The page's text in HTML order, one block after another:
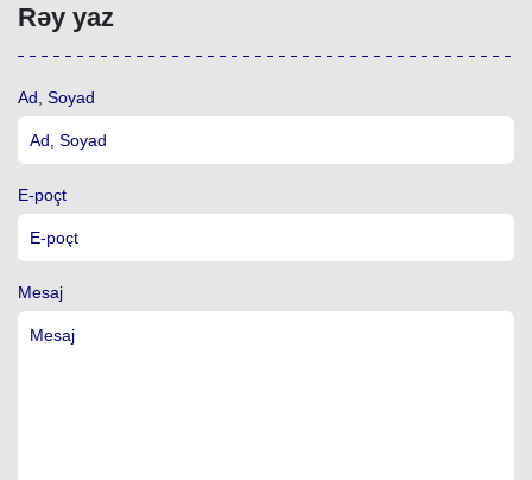
Rəy yaz
Ad, Soyad
E-poçt
Mesaj